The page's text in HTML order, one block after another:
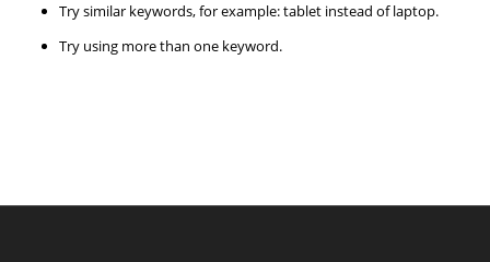
Try similar keywords, for example: tablet instead of laptop.
Try using more than one keyword.